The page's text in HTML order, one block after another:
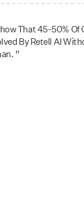
That 45-50% Of
By Retell AI
”